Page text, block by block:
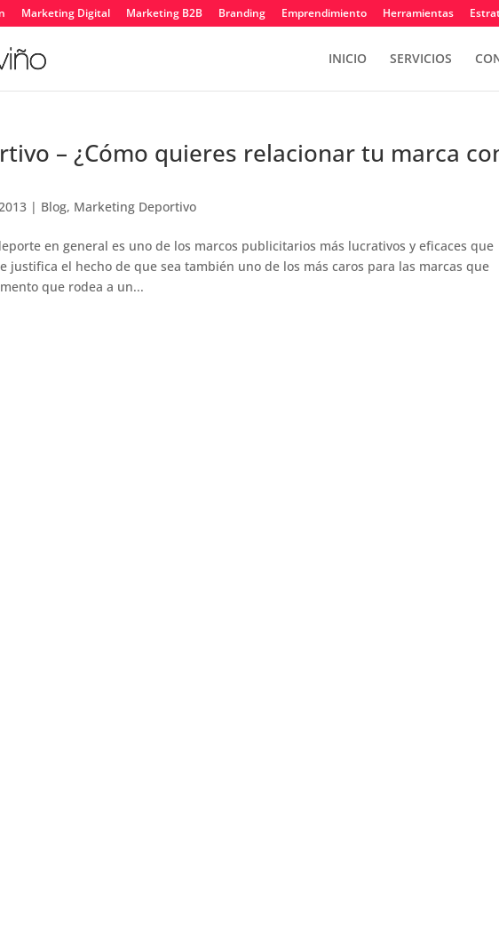
Marketing Digital Marketing B2B Branding Emprendimiento Herramientas
INICIO SERVICIOS
– ¿Cómo quieres relacionar tu marca
| Blog, Marketing Deportivo
en general es uno de los marcos publicitarios más lucrativos y eficaces que
justifica el hecho de que sea también uno de los más caros para las marcas que
que rodea a un...